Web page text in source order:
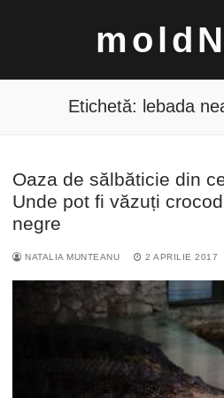
Caută
Etichetă: lebada
Oaza de sălbăticie din
Unde pot fi văzuți
negre
NATALIA MUNTEANU 2 APRILIE 2017